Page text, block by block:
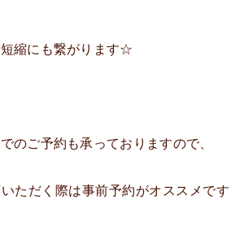
縮にも繋がります☆
のご予約も承っておりますので、
ただく際は事前予約がオススメです